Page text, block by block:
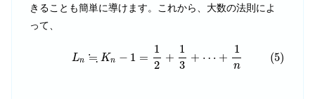
きることも簡単に導けます。これから、大数の法則によ
って、
Ln ≒ Kn − 1 =
1
2
+
1
3
+ ⋯ +
1
n
(5)
= 1